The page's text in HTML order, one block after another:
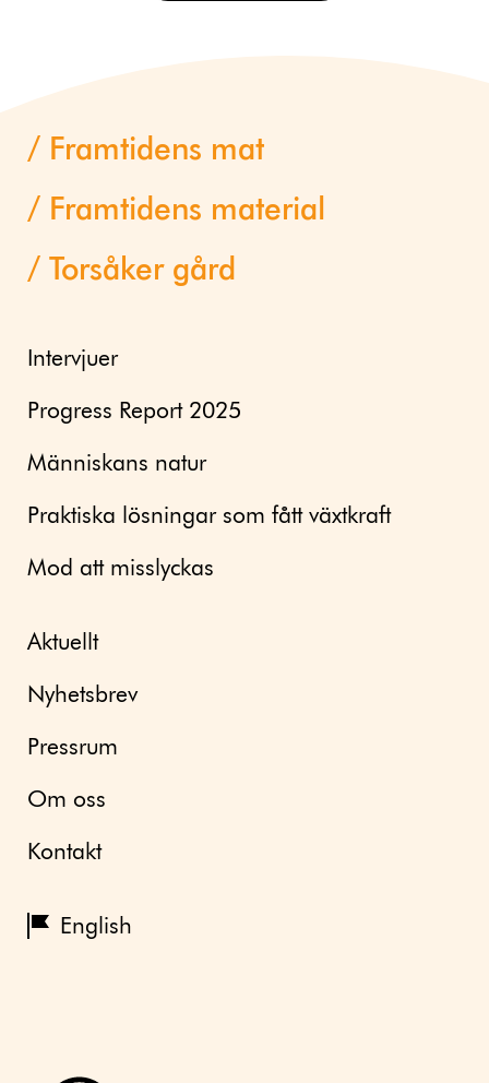
Framtidens mat
Framtidens material
Torsåker gård
Intervjuer
Progress Report 2025
Människans natur
Praktiska lösningar som fått växtkraft
Mod att misslyckas
Aktuellt
Nyhetsbrev
Pressrum
Om oss
Kontakt
English